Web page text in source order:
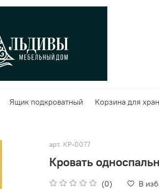
Ящик подкроватный Корзина для
арт. КР-0077
Кровать
(0) В